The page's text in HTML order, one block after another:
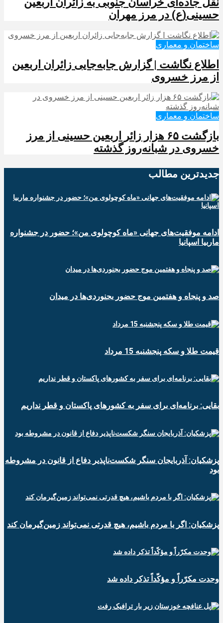
حسینی(ع) در مرز مهران
ساختمان و معماری
️اطلاع نگاشت | گزارش جابه‌جایی زائران اربعین
از مرز خسروی
ساختمان و معماری
️بازگشت ۶۵ هزار زائر اربعین حسینی از مرز
خسروی در شبانه‌روز گذشته
جدیدترین‌ مطالب
ادامه موفقیت‌های جهانی «ماه کوچولوی من»؛ حضور در جشنواره
ماربیا اسپانیا
صد و پنجاه و هفتمین موج حضور بجنوردی‌ها در میدان
قیمت طلا و سکه پنجشنبه 15 مرداد
بقایی: برنامه‌ای برای سفر به کشورهای پاکستان و قطر نداریم
پزشکیان: آذربایجان سنگر شکست‌ناپذیر دفاع از قانون در مشروطه
بود
پزشکیان: اگر با مردم باشیم، هیچ قدرتی نمی‌تواند زمین‌گیرمان کند
وحدت مکرّراً و مؤکّداً تذکر داده شد